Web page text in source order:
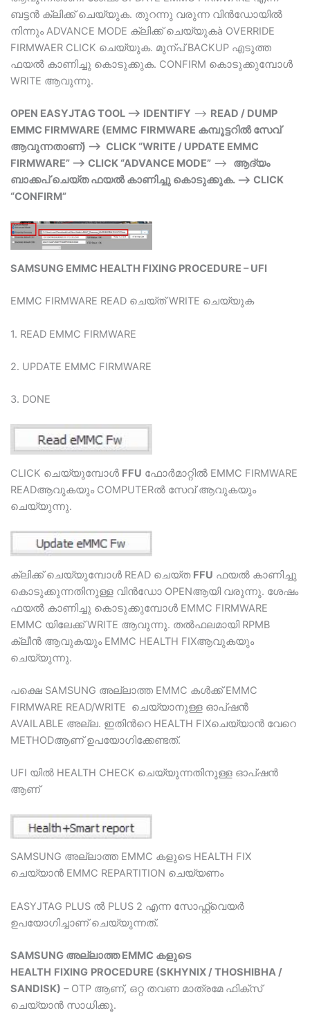
ബട്ടന്‍ ക്ലിക്ക് ചെയ്യുക. തുറന്നു വരുന്ന വിന്‍ഡോയില്‍
നിന്നും ADVANCE MODE ക്ലിക്ക് ചെയ്യുകà OVERRIDE
FIRMWAER CLICK ചെയ്യുക. മുന്പ് BACKUP എടുത്ത
ഫയല്‍ കാണിച്ചു കൊടുക്കുക. CONFIRM കൊടുക്കുമ്പോള്‍
WRITE ആവുന്നു.
OPEN EASYJTAG TOOL –> IDENTIFY –> READ / DUMP
EMMC FIRMWARE (EMMC FIRMWARE കമ്പൂട്ടറിൽ സേവ്
ആവുന്നതാണ്) –> CLICK “WRITE / UPDATE EMMC
FIRMWARE” –> CLICK “ADVANCE MODE”–> ആദ്യം
ബാക്കപ് ചെയ്ത ഫയൽ കാണിച്ചു കൊടുക്കുക. –> CLICK
“CONFIRM”
SAMSUNG EMMC HEALTH FIXING PROCEDURE – UFI
EMMC FIRMWARE READ ചെയ്ത് WRITE ചെയ്യുക
1. READ EMMC FIRMWARE
2. UPDATE EMMC FIRMWARE
3. DONE
CLICK ചെയ്യുമ്പോള്‍ FFU ഫോര്‍മാറ്റില്‍ EMMC FIRMWARE
READആവുകയും COMPUTERല്‍ സേവ് ആവുകയും
ചെയ്യുന്നു.
ക്ലിക്ക് ചെയ്യുമ്പോള്‍ READ ചെയ്ത FFU ഫയല്‍ കാണിച്ചു
കൊടുക്കുന്നതിനുള്ള വിന്‍ഡോ OPENആയി വരുന്നു. ശേഷം
ഫയല്‍ കാണിച്ചു കൊടുക്കുമ്പോള്‍ EMMC FIRMWARE
EMMC യിലേക്ക് WRITE ആവുന്നു. തല്‍ഫലമായി RPMB
ക്ലീന്‍ ആവുകയും EMMC HEALTH FIXആവുകയും
ചെയ്യുന്നു.
പക്ഷെ SAMSUNG അല്ലാത്ത EMMC കള്‍ക്ക് EMMC
FIRMWARE READ/WRITE ചെയ്യാനുള്ള ഓപ്ഷന്‍
AVAILABLE അല്ല. ഇതിന്‍റെ HEALTH FIXചെയ്യാന്‍ വേറെ
METHODആണ് ഉപയോഗിക്കേണ്ടത്.
UFI യില്‍ HEALTH CHECK ചെയ്യുന്നതിനുള്ള ഓപ്ഷന്‍
ആണ്
SAMSUNG അല്ലാത്ത EMMC കളുടെ HEALTH FIX
ചെയ്യാന്‍ EMMC REPARTITION ചെയ്യണം
EASYJTAG PLUS ല്‍ PLUS 2 എന്ന സോഫ്റ്റ്‌വെയര്‍
ഉപയോഗിച്ചാണ് ചെയ്യുന്നത്.
SAMSUNG അല്ലാത്ത EMMC കളുടെ
HEALTH FIXING PROCEDURE (SKHYNIX / THOSHIBHA /
SANDISK) – OTP ആണ്, ഒറ്റ തവണ മാത്രമേ ഫിക്സ്
ചെയ്യാൻ സാധിക്കൂ.